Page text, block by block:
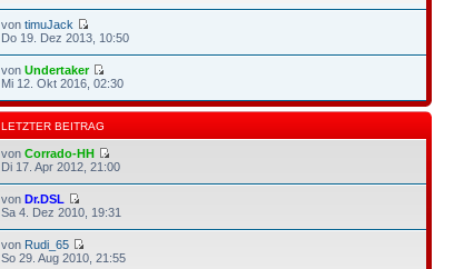
vontimuJack
Do 19. Dez 2013, 10:50
vonUndertaker
Mi 12. Okt 2016, 02:30
LETZTER BEITRAG
vonCorrado-HH
Di 17. Apr 2012, 21:00
vonDr.DSL
Sa 4. Dez 2010, 19:31
von Rudi_65
So 29. Aug 2010, 21:55